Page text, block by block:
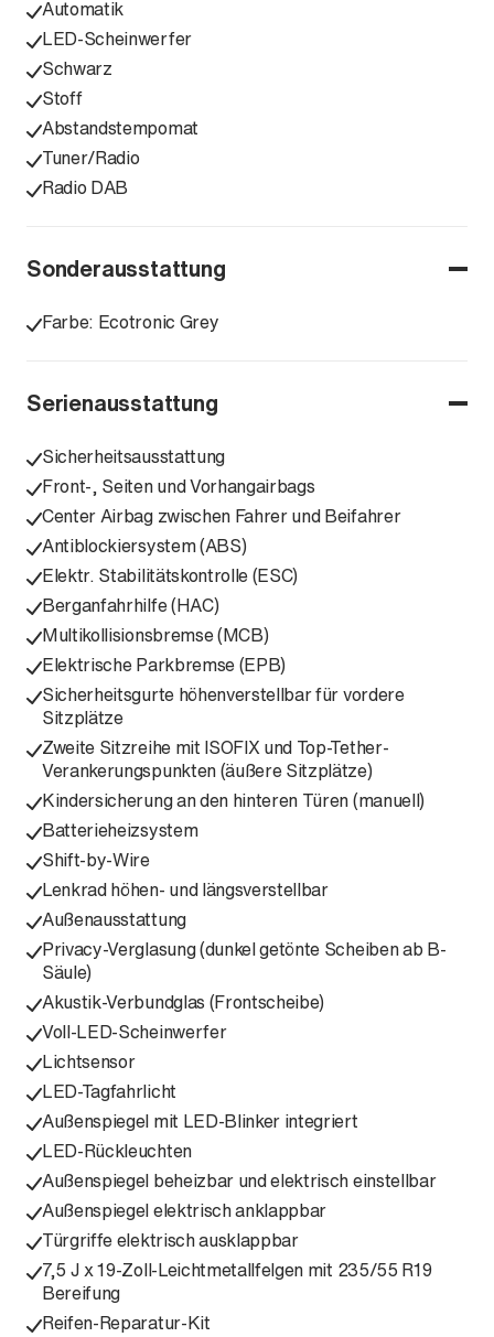
Automatik
LED-Scheinwerfer
Schwarz
Stoff
Abstandstempomat
Tuner/Radio
Radio DAB
Sonderausstattung
Farbe: Ecotronic Grey
Serienausstattung
Sicherheitsausstattung
Front-, Seiten und Vorhangairbags
Center Airbag zwischen Fahrer und Beifahrer
Antiblockiersystem (ABS)
Elektr. Stabilitätskontrolle (ESC)
Berganfahrhilfe (HAC)
Multikollisionsbremse (MCB)
Elektrische Parkbremse (EPB)
Sicherheitsgurte höhenverstellbar für vordere
Sitzplätze
Zweite Sitzreihe mit ISOFIX und Top-Tether-
Verankerungspunkten (äußere Sitzplätze)
Kindersicherung an den hinteren Türen (manuell)
Batterieheizsystem
Shift-by-Wire
Lenkrad höhen- und längsverstellbar
Außenausstattung
Privacy-Verglasung (dunkel getönte Scheiben ab B-
Säule)
Akustik-Verbundglas (Frontscheibe)
Voll-LED-Scheinwerfer
Lichtsensor
LED-Tagfahrlicht
Außenspiegel mit LED-Blinker integriert
LED-Rückleuchten
Außenspiegel beheizbar und elektrisch einstellbar
Außenspiegel elektrisch anklappbar
Türgriffe elektrisch ausklappbar
7,5 J x 19-Zoll-Leichtmetallfelgen mit 235/55 R19
Bereifung
Reifen-Reparatur-Kit